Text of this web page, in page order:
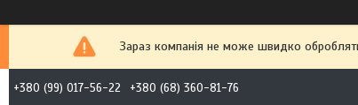
Зараз компанія не може швидко
+380 (99) 017-56-22 +380 (68) 360-81-76